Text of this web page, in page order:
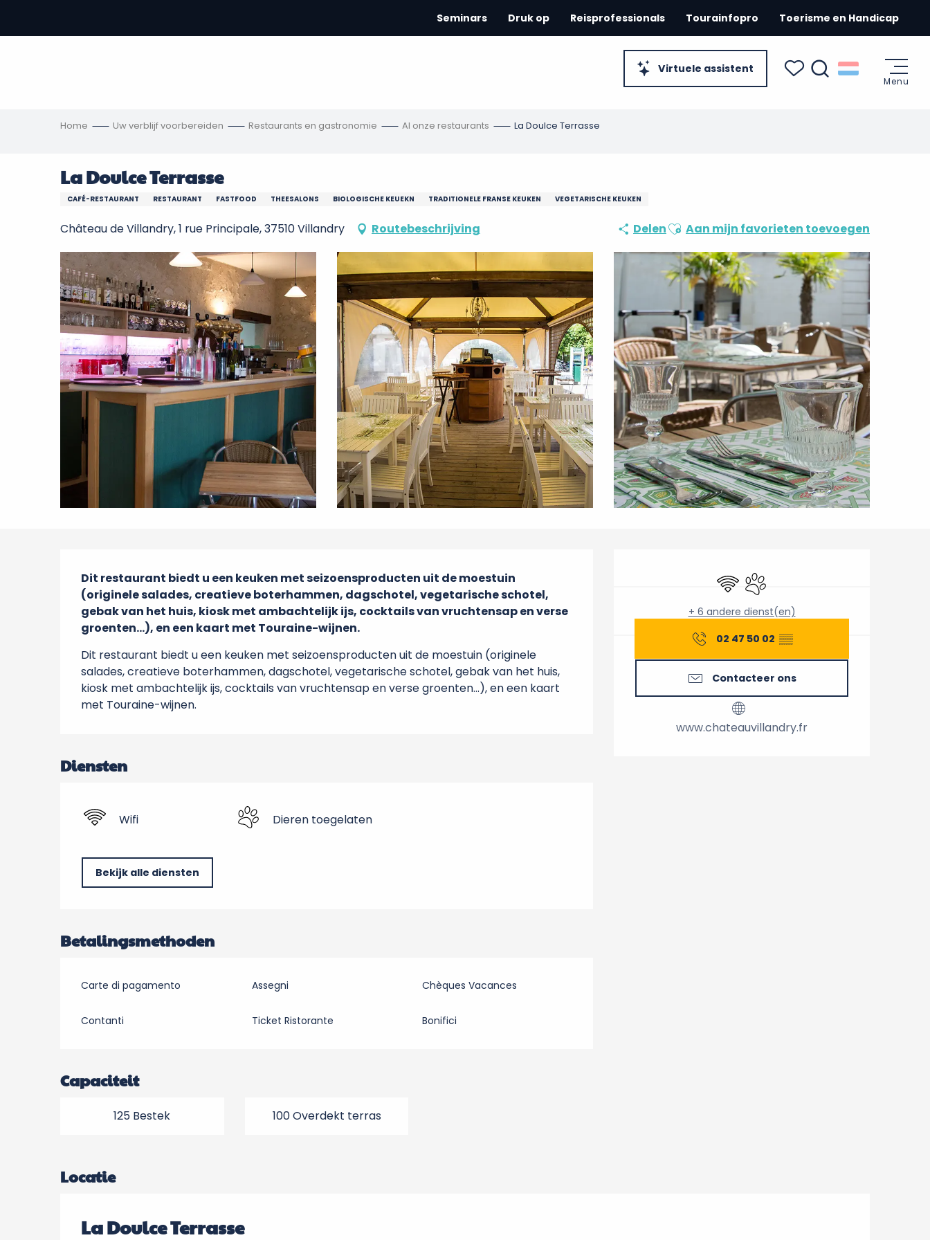
contenu
Virtuele assistent
Seminars Druk op Reisprofessionals Tourainfopro Toerisme en Handicap
Menu
Home Uw verblijf voorbereiden Restaurants en gastronomie Al onze restaurants La Doulce Terrasse
La Doulce Terrasse
CAFÉ-RESTAURANT RESTAURANT FASTFOOD THEESALONS BIOLOGISCHE KEUEKN TRADITIONELE FRANSE KEUKEN VEGETARISCHE KEUKEN
Château de Villandry, 1 rue Principale, 37510 Villandry Routebeschrijving DelenAjouter aux favoris
Aan mijn favorieten toevoegen
Openingstijden en
Wifi Dieren toegelaten
+ 6 andere dienst(en)
02 47 50 02 ▒▒
Contacteer ons
www.chateauvillandry.fr
Beschrijving
Dit restaurant biedt u een keuken met seizoensproducten uit de moestuin
(originele salades, creatieve boterhammen, dagschotel, vegetarische schotel,
gebak van het huis, kiosk met ambachtelijk ijs, cocktails van vruchtensap en verse
groenten...), en een kaart met Touraine-wijnen.
Dit restaurant biedt u een keuken met seizoensproducten uit de moestuin (originele
salades, creatieve boterhammen, dagschotel, vegetarische schotel, gebak van het huis,
kiosk met ambachtelijk ijs, cocktails van vruchtensap en verse groenten...), en een kaart
met Touraine-wijnen.
Diensten
Wifi Dieren toegelaten
Bekijk alle diensten
Betalingsmethoden
Carte di pagamento Assegni Chèques Vacances
Contanti Ticket Ristorante Bonifici
Capaciteit
125 Bestek 100 Overdekt terras
Locatie
La Doulce Terrasse